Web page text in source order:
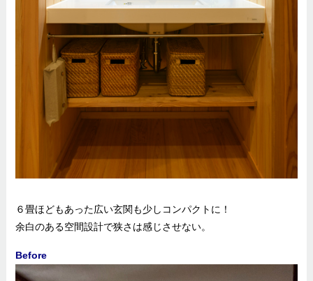
６畳ほどもあった広い玄関も少しコンパクトに！
余白のある空間設計で狭さは感じさせない。
Before